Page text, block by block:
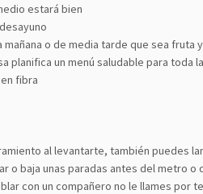
estará bien
o de media tarde que sea fruta
planifica un menú saludable para toda
fibra
al levantarte, también puedes
o baja unas paradas antes del metro o
con un compañero no le llames